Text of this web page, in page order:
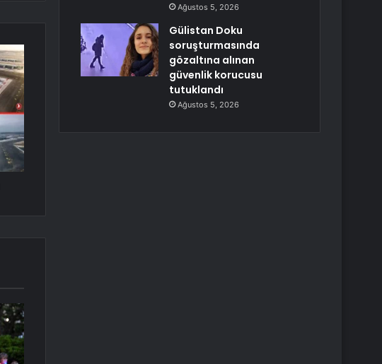
Ağustos 5, 2026
Gülistan Doku
soruşturmasında
gözaltına alınan
güvenlik korucusu
tutuklandı
Ağustos 5, 2026